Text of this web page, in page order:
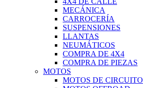
MECÁNICA
CARROCERÍA
SUSPENSIONES
LLANTAS
NEUMÁTICOS
COMPRA DE 4X4
COMPRA DE PIEZAS
MOTOS
MOTOS DE CIRCUITO